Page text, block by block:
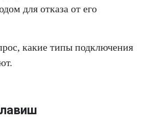
для отказа от его
какие типы подключения